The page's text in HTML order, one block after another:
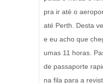
pra ir até o
até Perth. Desta
e eu acho que
umas 11 horas.
de passaporte
na fila para a